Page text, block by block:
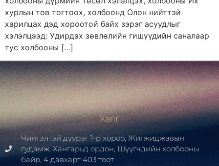
хурлын тов тогтоох, холбоонд Олон нийттэй
харилцах дэд хороотой байх зэрэг асуудлыг
хэлэлцээд: Удирдах зөвлөлийн гишүүдийн саналаар
тус холбооны […]
Хаяг
Чингэлтэй дүүрэг 1-р хороо, Жигжиджавын
гудамж, Хангарьд ордон, Шүүгчдийн холбооны
байр, 4 давхарт 403 тоот